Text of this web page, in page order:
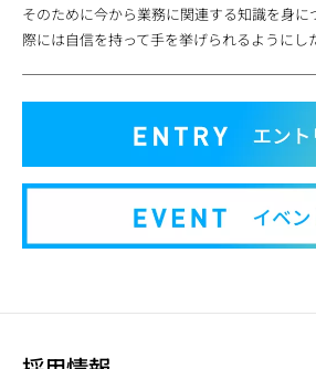
そのために今から業務に関連する知識を身に
際には自信を持って手を挙げられるようにし